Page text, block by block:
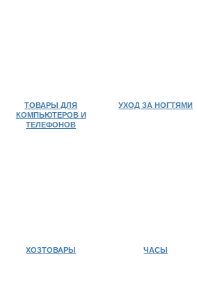
ТОВАРЫ ДЛЯ
КОМПЬЮТЕРОВ И
ТЕЛЕФОНОВ
УХОД ЗА НОГТЯМИ
ХОЗТОВАРЫ ЧАСЫ